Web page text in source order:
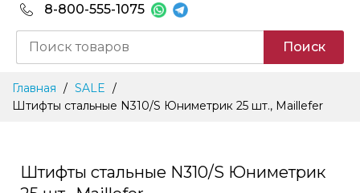
8-800-555-1075
Поиск
Content
Главная
SALE
Штифты стальные N310/S Юниметрик 25 шт., Maillefer
Штифты стальные N310/S Юниметрик